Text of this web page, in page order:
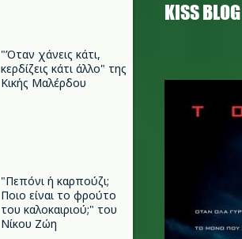
"Όταν χάνεις κάτι,
κερδίζεις κάτι άλλο" της
Κικής Μαλέρδου
"Πεπόνι ή καρπούζι;
Ποιo είναι το φρούτο
του καλοκαιριού;" του
Νίκου Ζώη
KISS BLOG